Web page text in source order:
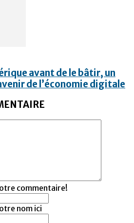
avant de le bâtir, un
de l’économie digitale
commentaire!
nom ici